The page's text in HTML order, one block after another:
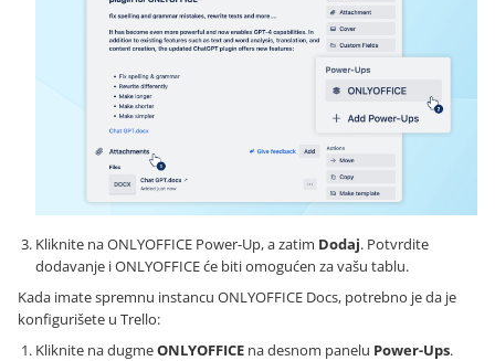
Kliknite na ONLYOFFICE Power-Up, a zatim Dodaj. Potvrdite
dodavanje i ONLYOFFICE će biti omogućen za vašu tablu.
Kada imate spremnu instancu ONLYOFFICE Docs, potrebno je da je
konfigurišete u Trello:
Kliknite na dugmeONLYOFFICE na desnom panelu Power-Ups.